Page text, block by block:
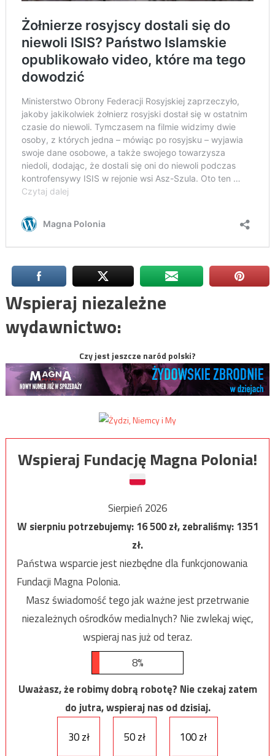
Wspieraj niezależne
wydawnictwo:
Czy jest jeszcze naród polski?
Wspieraj Fundację Magna Polonia!
Sierpień 2026
W sierpniu potrzebujemy:16 500zł, zebraliśmy:1351
zł.
Państwa wsparcie jest niezbędne dla funkcjonowania
Fundacji Magna Polonia.
Masz świadomość tego jak ważne jest przetrwanie
niezależnych ośrodków medialnych? Nie zwlekaj więc,
wspieraj nas już od teraz.
8%
Uważasz, że robimy dobrą robotę? Nie czekaj zatem
do jutra, wspieraj nas od dzisiaj.
30 zł
50 zł 100 zł